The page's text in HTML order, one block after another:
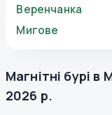
Веренчанка
Мигове
Магнітні бурі в
2026 р.